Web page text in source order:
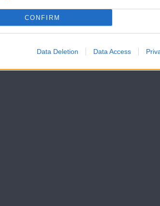
CONFIRM
Data Deletion Data Access